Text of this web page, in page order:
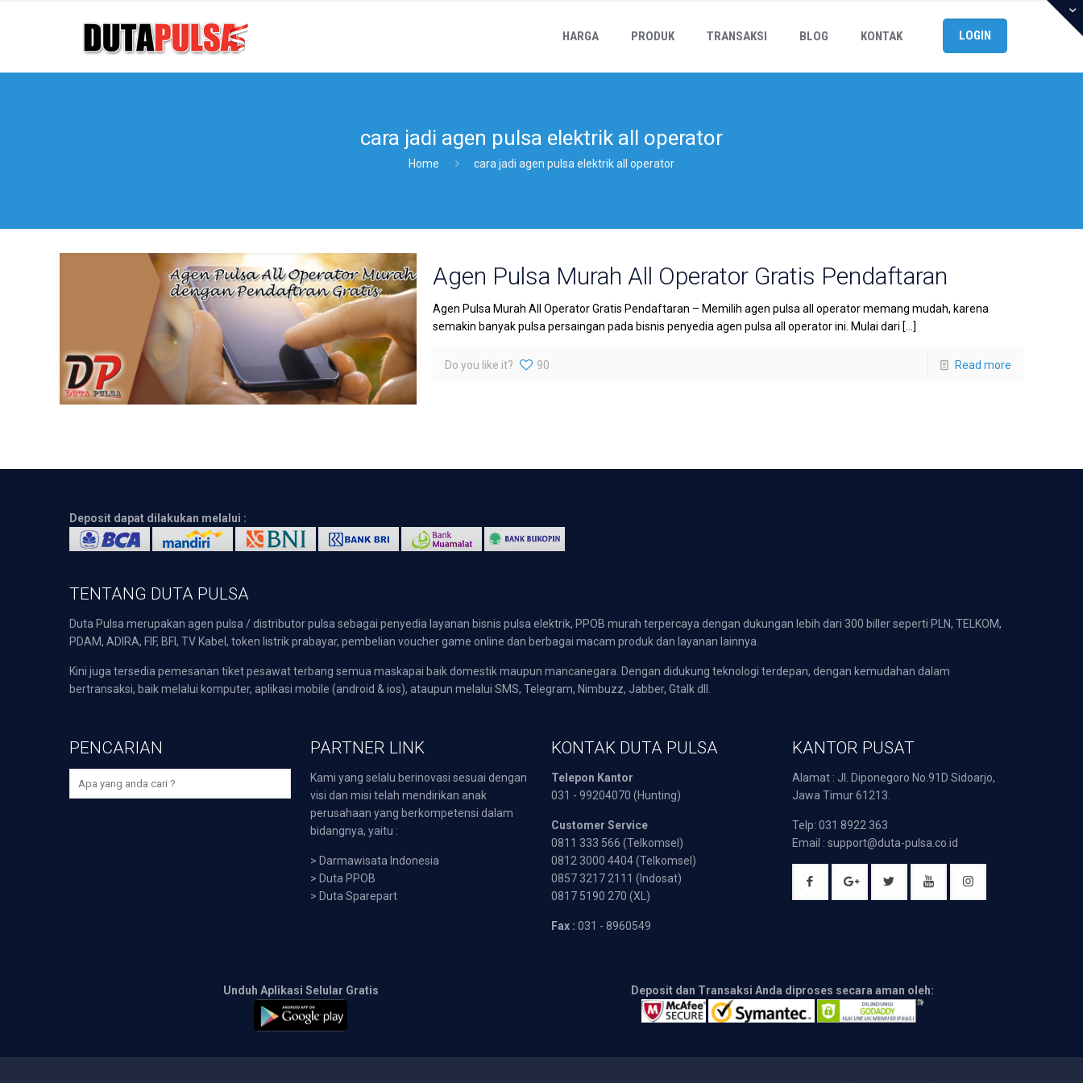
HARGA PRODUK TRANSAKSI BLOG KONTAK LOGIN
cara jadi agen pulsa elektrik all operator
Home cara jadi agen pulsa elektrik all operator
Agen Pulsa Murah All Operator Gratis Pendaftaran
Agen Pulsa Murah All Operator Gratis Pendaftaran – Memilih agen pulsa all operator memang mudah, karena
semakin banyak pulsa persaingan pada bisnis penyedia agen pulsa all operator ini. Mulai dari […]
Do you like it? 90 Read more
Deposit dapat dilakukan melalui :
TENTANG DUTA PULSA
Duta Pulsa merupakan agen pulsa / distributor pulsa sebagai penyedia layanan bisnis pulsa elektrik, PPOB murah terpercaya dengan dukungan lebih dari 300 biller seperti PLN, TELKOM,
PDAM, ADIRA, FIF, BFI, TV Kabel, token listrik prabayar, pembelian voucher game online dan berbagai macam produk dan layanan lainnya.
Kini juga tersedia pemesanan tiket pesawat terbang semua maskapai baik domestik maupun mancanegara. Dengan didukung teknologi terdepan, dengan kemudahan dalam
bertransaksi, baik melalui komputer, aplikasi mobile (android & ios), ataupun melalui SMS, Telegram, Nimbuzz, Jabber, Gtalk dll.
PENCARIAN PARTNER LINK
Kami yang selalu berinovasi sesuai dengan
visi dan misi telah mendirikan anak
perusahaan yang berkompetensi dalam
bidangnya, yaitu :
> Darmawisata Indonesia
> Duta PPOB
> Duta Sparepart
KONTAK DUTA PULSA
Telepon Kantor
031 - 99204070 (Hunting)
Customer Service
0811 333 566 (Telkomsel)
0812 3000 4404 (Telkomsel)
0857 3217 2111 (Indosat)
0817 5190 270 (XL)
Fax : 031 - 8960549
KANTOR PUSAT
Alamat : Jl. Diponegoro No.91D Sidoarjo,
Jawa Timur 61213.
Telp: 031 8922 363
Email : support@duta-pulsa.co.id
Unduh Aplikasi Selular Gratis Deposit dan Transaksi Anda diproses secara aman oleh: